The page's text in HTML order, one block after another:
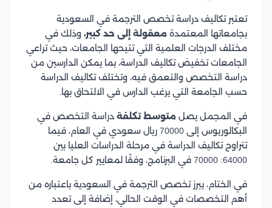
تعتبر تكاليف دراسة تخصص الترجمة في السعودية
بجامعاتها المعتمدة معقولة إلى حد كبير، وذلك في
مختلف الدرجات العلمية التي تتيحها الجامعات، حيث تراعي
الجامعات تخفيض تكاليف الدراسة، بما يمكن الدارسين من
دراسة التخصص والتعمق فيه، وتختلف تكاليف الدراسة
حسب الجامعة التي يرغب الدارس في الالتحاق بها.
في المجمل يصل متوسط تكلفة دراسة التخصص في
البكالوريوس إلى 70000 ريال سعودي في العام، فيما
تتراوح تكاليف الدراسة في مرحلة الدراسات العليا بين
64000: 70000 في البرنامج، وفقًا لمعايير كل جامعة.
في الختام، يبرز تخصص الترجمة في السعودية باعتباره من
أهم التخصصات في الوقت الحالي، إضافة إلى تعدد